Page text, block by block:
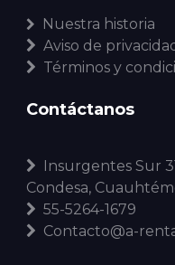
Nuestra historia
Aviso de
Términos y
Contáctanos
Insurgentes Sur
Condesa,
55-5264-1679
Contacto@a-